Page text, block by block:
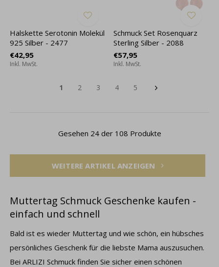
Halskette Serotonin Molekül
925 Silber - 2477
€42,95
Inkl. MwSt.
Schmuck Set Rosenquarz
Sterling Silber - 2088
€57,95
Inkl. MwSt.
1 2 3 4 5
Gesehen 24 der 108 Produkte
WEITERE ARTIKEL ANZEIGEN
Muttertag Schmuck Geschenke kaufen -
einfach und schnell
Bald ist es wieder Muttertag und wie schön, ein hübsches
persönliches Geschenk für die liebste Mama auszusuchen.
Bei ARLIZI Schmuck finden Sie sicher einen schönen